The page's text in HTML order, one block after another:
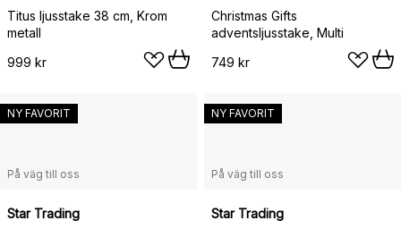
Titus ljusstake 38 cm, Krom
metall
999 kr
Christmas Gifts
adventsljusstake, Multi
749 kr
På väg till oss
Star Trading
NY FAVORIT
På väg till oss
Star Trading
NY FAVORIT